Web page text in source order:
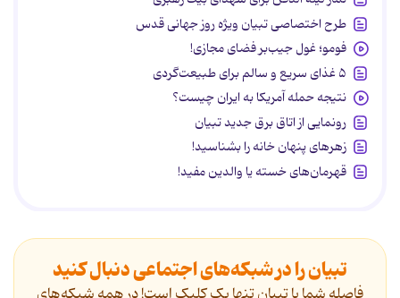
طرح اختصاصی تبیان ویژه روز جهانی قدس
فومو؛ غول جیب‌بر فضای مجازی!
۵ غذای سریع و سالم برای طبیعت‌گردی
نتیجه حمله آمریکا به ایران چیست؟
رونمایی از اتاق برق جدید تبیان
زهرهای پنهان خانه را بشناسید!
قهرمان‌های خسته یا والدین مفید!
تبیان را در شبکه‌های اجتماعی دنبال کنید